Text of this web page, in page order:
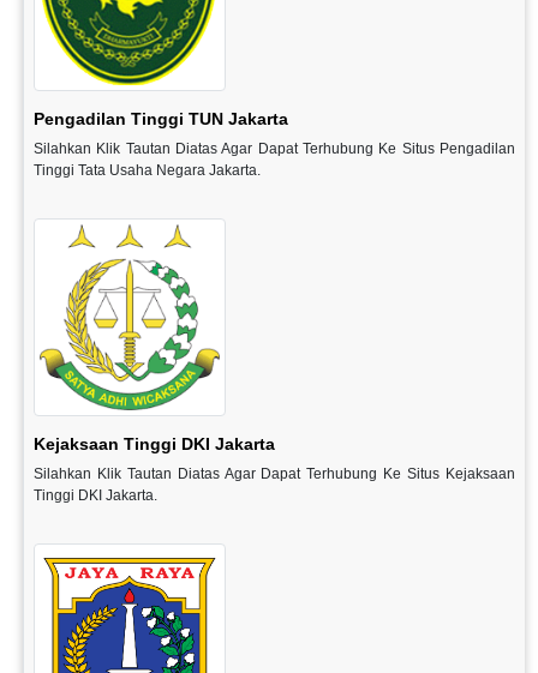
Pengadilan Tinggi TUN Jakarta
Silahkan Klik Tautan Diatas Agar Dapat Terhubung Ke Situs Pengadilan
Tinggi Tata Usaha Negara Jakarta.
Kejaksaan Tinggi DKI Jakarta
Silahkan Klik Tautan Diatas Agar Dapat Terhubung Ke Situs Kejaksaan
Tinggi DKI Jakarta.